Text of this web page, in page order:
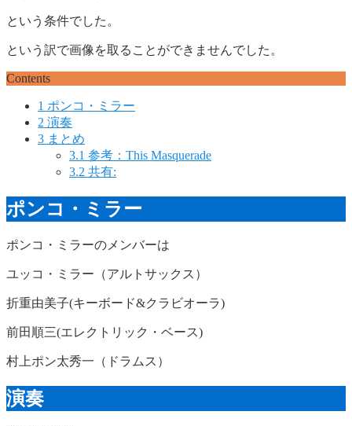
という条件でした。
という訳で画像を取ることができませんでした。
Contents
1 ポンコ・ミラー
2 演奏
3 まとめ
3.1 参考：This Masquerade
3.2 共有:
ポンコ・ミラー
ポンコ・ミラーのメンバーは
ユッコ・ミラー（アルトサックス）
折重由美子(キーボード&クラビオーラ)
前田順三(エレクトリック・ベース)
村上ポン太秀一（ドラムス）
演奏